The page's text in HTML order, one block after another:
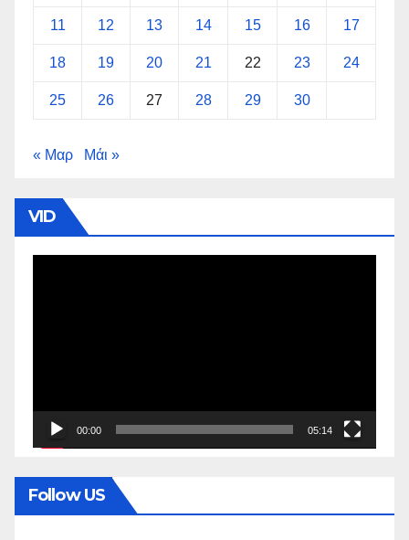
11 12 13 14 15 16 17
18 19 20 21 22 23 24
25 26 27 28 29 30
« Μαρ Μάι »
VID
00:00 05:14
Follow US